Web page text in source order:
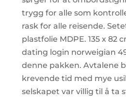
trygg for alle som
rask for alle reisende.
plastfolie MDPE. 135 x 82
dating login norweigian
denne pakken. Avtalene
krevende tid med mye
selskapet var villig til å ta